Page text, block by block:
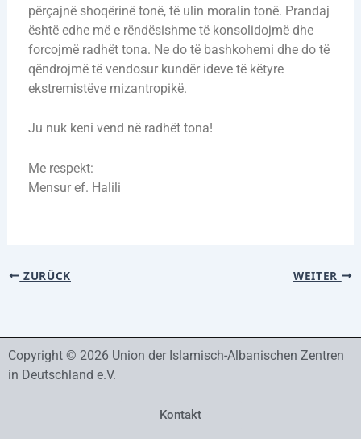
përçajnë shoqërinë tonë, të ulin moralin tonë. Prandaj
është edhe më e rëndësishme të konsolidojmë dhe
forcojmë radhët tona. Ne do të bashkohemi dhe do të
qëndrojmë të vendosur kundër ideve të këtyre
ekstremistëve mizantropikë.
Ju nuk keni vend në radhët tona!
Me respekt:
Mensur ef. Halili
ZURÜCK WEITER
Copyright © 2026 Union der Islamisch-Albanischen Zentren
in Deutschland e.V.
Kontakt